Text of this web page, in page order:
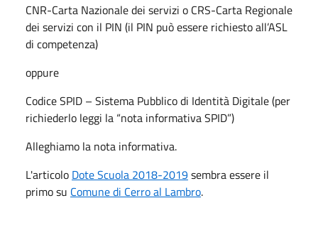
CNR-Carta Nazionale dei servizi o CRS-Carta Regionale
dei servizi con il PIN (il PIN può essere richiesto all’ASL
di competenza)
oppure
Codice SPID – Sistema Pubblico di Identità Digitale (per
richiederlo leggi la “nota informativa SPID”)
Alleghiamo la nota informativa.
L'articolo Dote Scuola 2018-2019sembra essere il
primo su Comune di Cerro al Lambro.